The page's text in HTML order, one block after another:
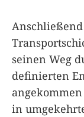
seinen Weg
definierten
in